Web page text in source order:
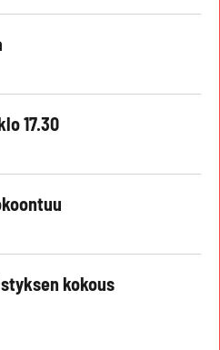
17.30
kokous